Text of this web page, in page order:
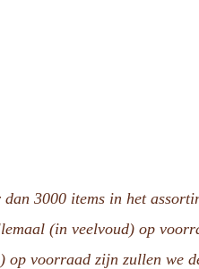
3000 items in het
(in veelvoud) op
op voorraad zijn zullen we